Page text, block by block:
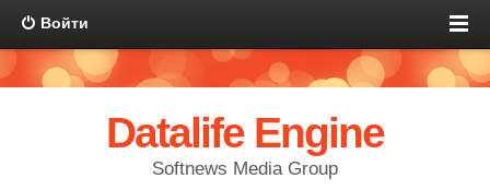
Войти
Datalife Engine
Softnews Media Group